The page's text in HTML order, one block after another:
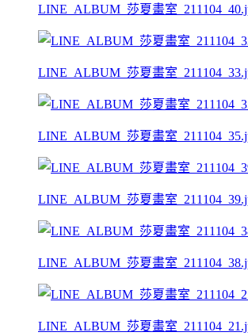
LINE_ALBUM_莎夏畫室
LINE_ALBUM_莎夏畫室
LINE_ALBUM_莎夏畫室
LINE_ALBUM_莎夏畫室
LINE_ALBUM_莎夏畫室
LINE_ALBUM_莎夏畫室